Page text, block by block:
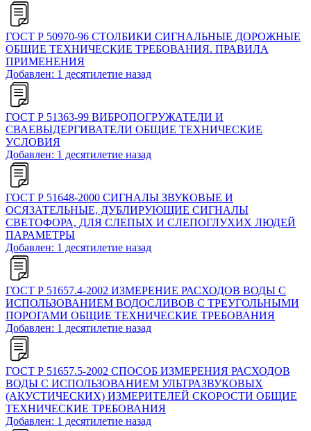
ГОСТ Р 50970-96 СТОЛБИКИ СИГНАЛЬНЫЕ ДОРОЖНЫЕ
ОБЩИЕ ТЕХНИЧЕСКИЕ ТРЕБОВАНИЯ. ПРАВИЛА
ПРИМЕНЕНИЯ
Добавлен: 1 десятилетие назад
ГОСТ Р 51363-99 ВИБРОПОГРУЖАТЕЛИ И
СВАЕВЫДЕРГИВАТЕЛИ ОБЩИЕ ТЕХНИЧЕСКИЕ
УСЛОВИЯ
Добавлен: 1 десятилетие назад
ГОСТ Р 51648-2000 СИГНАЛЫ ЗВУКОВЫЕ И
ОСЯЗАТЕЛЬНЫЕ, ДУБЛИРУЮЩИЕ СИГНАЛЫ
СВЕТОФОРА, ДЛЯ СЛЕПЫХ И СЛЕПОГЛУХИХ ЛЮДЕЙ
ПАРАМЕТРЫ
Добавлен: 1 десятилетие назад
ГОСТ Р 51657.4-2002 ИЗМЕРЕНИЕ РАСХОДОВ ВОДЫ С
ИСПОЛЬЗОВАНИЕМ ВОДОСЛИВОВ С ТРЕУГОЛЬНЫМИ
ПОРОГАМИ ОБЩИЕ ТЕХНИЧЕСКИЕ ТРЕБОВАНИЯ
Добавлен: 1 десятилетие назад
ГОСТ Р 51657.5-2002 СПОСОБ ИЗМЕРЕНИЯ РАСХОДОВ
ВОДЫ С ИСПОЛЬЗОВАНИЕМ УЛЬТРАЗВУКОВЫХ
(АКУСТИЧЕСКИХ) ИЗМЕРИТЕЛЕЙ СКОРОСТИ ОБЩИЕ
ТЕХНИЧЕСКИЕ ТРЕБОВАНИЯ
Добавлен: 1 десятилетие назад